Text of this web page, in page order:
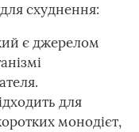
схуднення:
є джерелом
для
монодієт,